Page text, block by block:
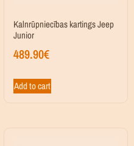
Kalnrūpniecības kartings Jeep
Junior
489.90€
Add to cart